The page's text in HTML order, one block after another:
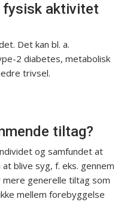
fysisk aktivitet
Det kan bl. a.
2 diabetes, metabolisk
trivsel.
tiltag?
og samfundet at
blive syg, f. eks. gennem
generelle tiltag som
mellem forebyggelse